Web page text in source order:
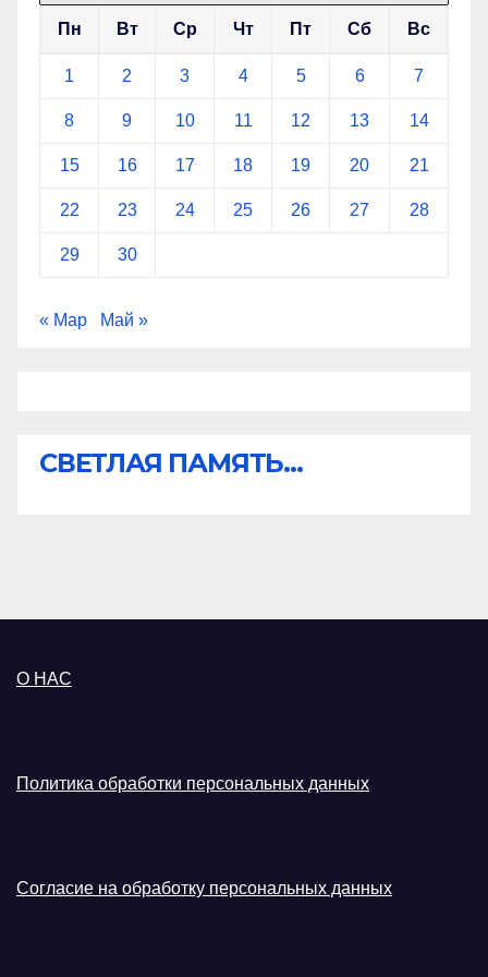
Пн Вт Ср Чт Пт Сб Вс
1 2 3 4 5 6 7
8 9 10 11 12 13 14
15 16 17 18 19 20 21
22 23 24 25 26 27 28
29 30
« Мар Май »
СВЕТЛАЯ ПАМЯТЬ...
О НАС
Политика обработки персональных данных
Согласие на обработку персональных данных